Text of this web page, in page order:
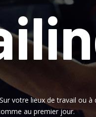
votre lieux de travail ou à
au premier jour.